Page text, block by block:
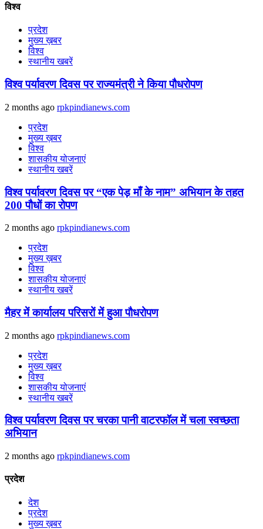
विश्व
प्रदेश
मुख्य ख़बर
विश्व
स्थानीय खबरें
विश्व पर्यावरण दिवस पर राज्यमंत्री ने किया पौधरोपण
2 months ago rpkpindianews.com
प्रदेश
मुख्य ख़बर
विश्व
शासकीय योजनाएं
स्थानीय खबरें
विश्व पर्यावरण दिवस पर “एक पेड़ माँ के नाम” अभियान के तहत
200 पौधों का रोपण
2 months ago rpkpindianews.com
प्रदेश
मुख्य ख़बर
विश्व
शासकीय योजनाएं
स्थानीय खबरें
मैहर में कार्यालय परिसरों में हुआ पौधरोपण
2 months ago rpkpindianews.com
प्रदेश
मुख्य ख़बर
विश्व
शासकीय योजनाएं
स्थानीय खबरें
विश्व पर्यावरण दिवस पर चरका पानी वाटरफॉल में चला स्वच्छता
अभियान
2 months ago rpkpindianews.com
प्रदेश
देश
प्रदेश
मुख्य ख़बर